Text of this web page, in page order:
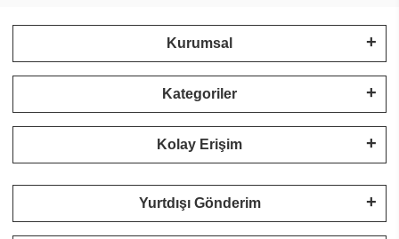
Kurumsal
Kategoriler
Kolay Erişim
Yurtdışı Gönderim